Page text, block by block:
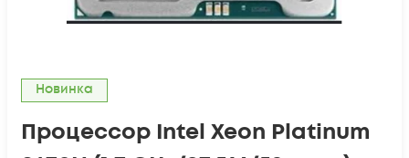
Новинка
Процессор Intel Xeon Platinum